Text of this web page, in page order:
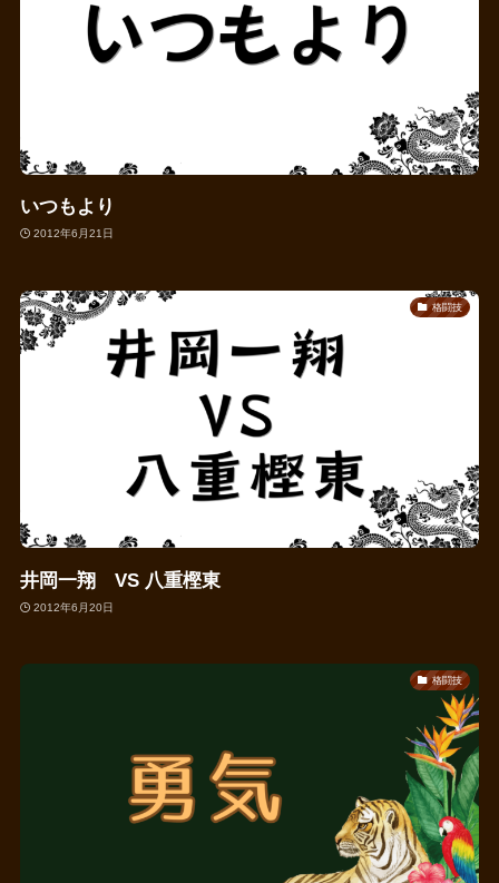
いつもより
2012年6月21日
格闘技
井岡一翔 VS 八重樫東
2012年6月20日
格闘技